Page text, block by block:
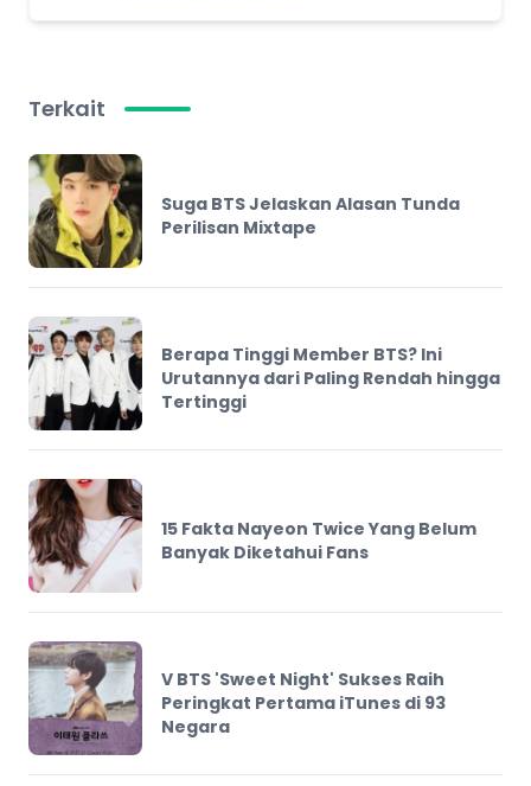
Terkait
Suga BTS Jelaskan Alasan Tunda
Perilisan Mixtape
Berapa Tinggi Member BTS? Ini
Urutannya dari Paling Rendah hingga
Tertinggi
15 Fakta Nayeon Twice Yang Belum
Banyak Diketahui Fans
V BTS 'Sweet Night' Sukses Raih
Peringkat Pertama iTunes di 93
Negara